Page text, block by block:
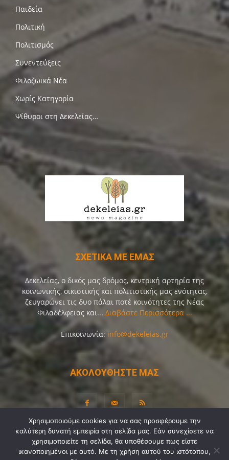
Παιδεία
Πολιτική
Πολιτισμός
Συνεντεύξεις
Φιλοζωικά Νέα
Χωρίς Κατηγορία
Ψίθυροι στη Δεκελείας…
ΣΧΕΤΙΚΑ ΜΕ ΕΜΑΣ
Δεκελείας, ο δικός μας δρόμος, κεντρική αρτηρία της
κοινωνικής, οικιστικής και πολιτιστικής μας ενότητας,
ζευγαρώνει τις δυο πάλαι ποτέ κοινότητες της Νέας
Φιλαδέλφειας και... Διαβάστε Περισσότερα ...
Επικοινωνία: info@dekeleias.gr
ΑΚΟΛΟΥΘΗΣΤΕ ΜΑΣ
Διαύγεια Λίγα Λόγια για Εμάς
Επικοινωνία
Όροι Χρήσης
Προσωπικά Δεδομένα
Sitemap
Χρησιμοποιούμε cookies για να σας προσφέρουμε την
καλύτερη δυνατή εμπειρία στη σελίδα μας. Εάν συνεχίσετε να
χρησιμοποιείτε τη σελίδα, θα υποθέσουμε πως είστε
ικανοποιημένοι με αυτό. Με τη χρήση αυτού του ιστότοπου,